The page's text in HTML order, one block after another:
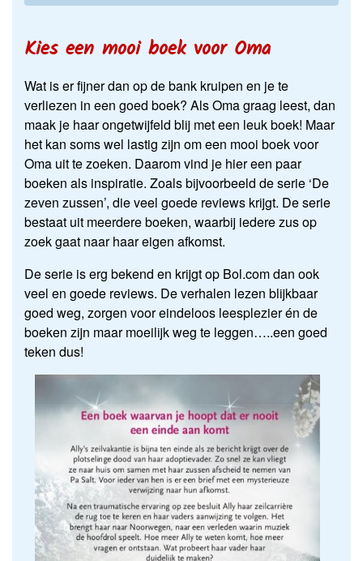
Kies een mooi boek voor Oma
Wat is er fijner dan op de bank kruipen en je te
verliezen in een goed boek? Als Oma graag leest, dan
maak je haar ongetwijfeld blij met een leuk boek! Maar
het kan soms wel lastig zijn om een mooi boek voor
Oma uit te zoeken. Daarom vind je hier een paar
boeken als inspiratie. Zoals bijvoorbeeld de serie ‘De
zeven zussen’, die veel goede reviews krijgt. De serie
bestaat uit meerdere boeken, waarbij iedere zus op
zoek gaat naar haar eigen afkomst.
De serie is erg bekend en krijgt op Bol.com dan ook
veel en goede reviews. De verhalen lezen blijkbaar
goed weg, zorgen voor eindeloos leesplezier én de
boeken zijn maar moeilijk weg te leggen…..een goed
teken dus!